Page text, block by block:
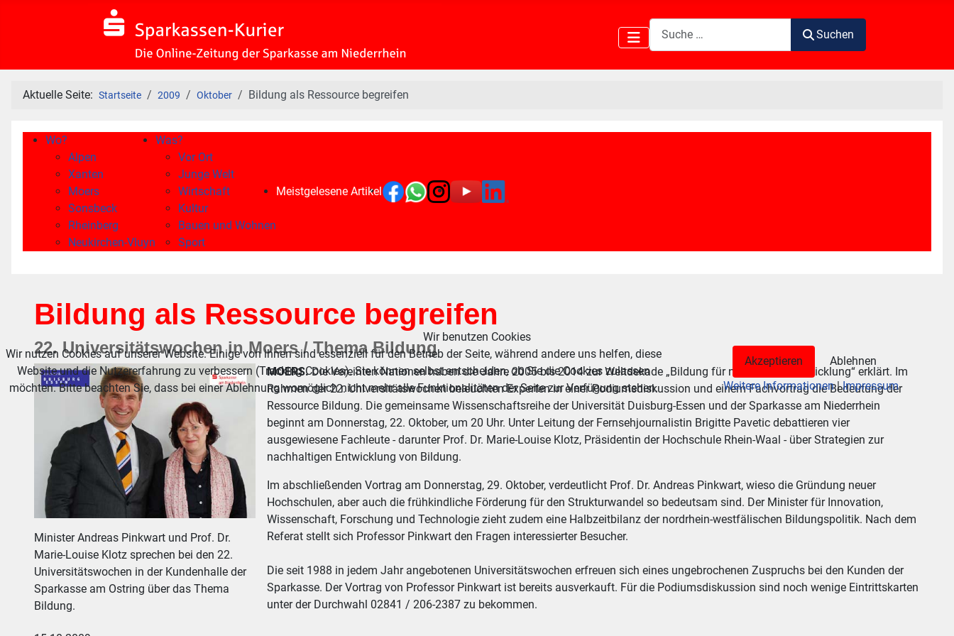
Suchen
Suchen
Aktuelle Seite: Startseite 2009 Oktober Bildung als Ressource begreifen
Wo?
Alpen
Xanten
Moers
Sonsbeck
Rheinberg
Neukirchen-Vluyn
Was?
Vor Ort
Junge Welt
Wirtschaft
Kultur
Bauen und Wohnen
Sport
Meistgelesene Artikel
Bildung als Ressource begreifen
22. Universitätswochen in Moers / Thema Bildung
Minister Andreas Pinkwart und Prof. Dr.
Marie-Louise Klotz sprechen bei den 22.
Universitätswochen in der Kundenhalle der
Sparkasse am Ostring über das Thema
Bildung.
MOERS.Die Vereinten Nationen haben die Jahre 2005 bis 2014 zur Weltdekade „Bildung für nachhaltige Entwicklung“ erklärt. Im
Rahmen der 22. Universitätswochen beleuchten Experten in einer Podiumsdiskussion und einem Fachvortrag die Bedeutung der
Ressource Bildung. Die gemeinsame Wissenschaftsreihe der Universität Duisburg-Essen und der Sparkasse am Niederrhein
beginnt am Donnerstag, 22. Oktober, um 20 Uhr. Unter Leitung der Fernsehjournalistin Brigitte Pavetic debattieren vier
ausgewiesene Fachleute - darunter Prof. Dr. Marie-Louise Klotz, Präsidentin der Hochschule Rhein-Waal - über Strategien zur
nachhaltigen Entwicklung von Bildung.
Im abschließenden Vortrag am Donnerstag, 29. Oktober, verdeutlicht Prof. Dr. Andreas Pinkwart, wieso die Gründung neuer
Hochschulen, aber auch die frühkindliche Förderung für den Strukturwandel so bedeutsam sind. Der Minister für Innovation,
Wissenschaft, Forschung und Technologie zieht zudem eine Halbzeitbilanz der nordrhein-westfälischen Bildungspolitik. Nach dem
Referat stellt sich Professor Pinkwart den Fragen interessierter Besucher.
Die seit 1988 in jedem Jahr angebotenen Universitätswochen erfreuen sich eines ungebrochenen Zuspruchs bei den Kunden der
Sparkasse. Der Vortrag von Professor Pinkwart ist bereits ausverkauft. Für die Podiumsdiskussion sind noch wenige Eintrittskarten
unter der Durchwahl 02841 / 206-2387 zu bekommen.
Wir benutzen Cookies
Wir nutzen Cookies auf unserer Website. Einige von ihnen sind essenziell für den Betrieb der Seite, während andere uns helfen, diese
Website und die Nutzererfahrung zu verbessern (Tracking Cookies). Sie können selbst entscheiden, ob Sie die Cookies zulassen
möchten. Bitte beachten Sie, dass bei einer Ablehnung womöglich nicht mehr alle Funktionalitäten der Seite zur Verfügung stehen.
Akzeptieren
Ablehnen
Weitere Informationen|Impressum